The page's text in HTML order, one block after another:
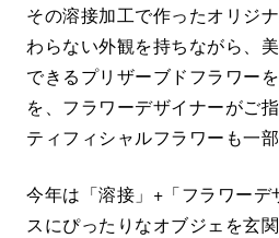
その溶接加工で作ったオリジ
わらない外観を持ちながら、
できるプリザーブドフラワー
を、フラワーデザイナーがご
ティフィシャルフラワーも一部
今年は「溶接」+「フラワー
スにぴったりなオブジェを玄